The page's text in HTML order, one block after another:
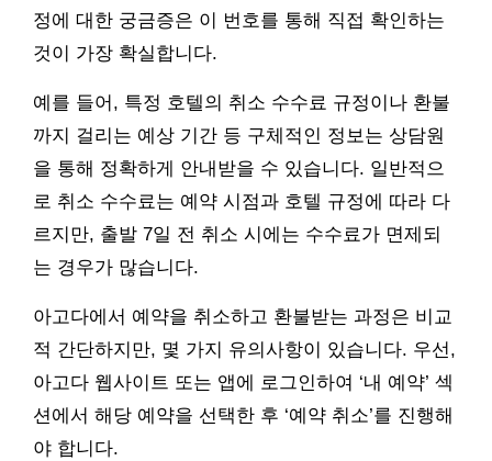
정에 대한 궁금증은 이 번호를 통해 직접 확인하는
것이 가장 확실합니다.
예를 들어, 특정 호텔의 취소 수수료 규정이나 환불
까지 걸리는 예상 기간 등 구체적인 정보는 상담원
을 통해 정확하게 안내받을 수 있습니다. 일반적으
로 취소 수수료는 예약 시점과 호텔 규정에 따라 다
르지만, 출발 7일 전 취소 시에는 수수료가 면제되
는 경우가 많습니다.
아고다에서 예약을 취소하고 환불받는 과정은 비교
적 간단하지만, 몇 가지 유의사항이 있습니다. 우선,
아고다 웹사이트 또는 앱에 로그인하여 ‘내 예약’ 섹
션에서 해당 예약을 선택한 후 ‘예약 취소’를 진행해
야 합니다.